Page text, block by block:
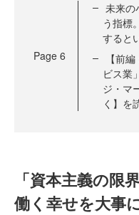
Page 6
未来の
う指標
すると
【前
ビス業
ジ・マ
く】を
「資本主義の限
働く幸せを大事